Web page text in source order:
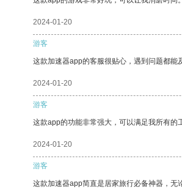
2024-01-20
游客
这款加速器app的客服很贴心，遇到问题都能
2024-01-20
游客
这款app的功能非常强大，可以满足我所有的
2024-01-20
游客
这款加速器app简直是居家旅行必备神器，无